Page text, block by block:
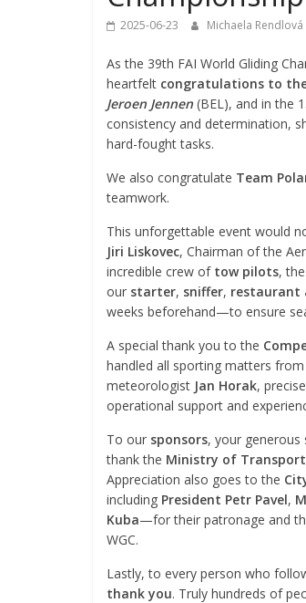
2025-06-23 Michaela Rendlová
As the 39th FAI World Gliding
heartfelt congratulations to
Jeroen Jennen (BEL), and in the
consistency and determination,
hard-fought tasks.
We also congratulate Team
teamwork.
This unforgettable event would
Jiri Liskovec, Chairman of the
incredible crew of tow pilots, the
our starter, sniffer, restaurant
weeks beforehand—to ensure
A special thank you to the
handled all sporting matters
meteorologist Jan Horak,
operational support and
To our sponsors, your
thank the Ministry of
Appreciation also goes to the
including President Petr Pavel,
Kuba—for their patronage and
WGC.
Lastly, to every person who
thank you. Truly hundreds of